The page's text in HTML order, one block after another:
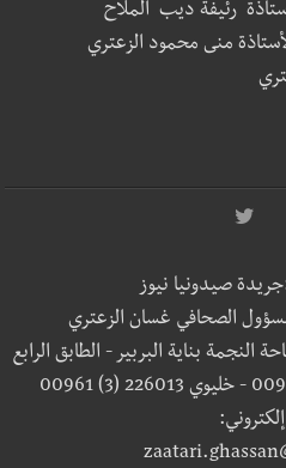
رئيفة ديب الملاح
منى محمود الزعتري
صيدونيا نيوز
الصحافي غسان الزعتري
النجمة بناية البربير - الطابق الرابع